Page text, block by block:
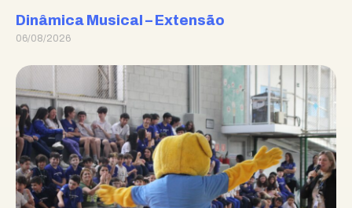
Dinâmica Musical – Extensão
06/08/2026